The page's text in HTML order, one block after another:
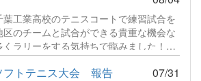
」「炊飯」「調理」の３部門に分かれ、
に２２チーム、炊飯部門に５チーム、
総勢３２チームが集う盛大な大会にな
みる
工業高校のテニスコートで練習試合を
のチームと試合ができる貴重な機会な
ラリーをする気持ちで臨みました！続
フトテニス大会 報告 07/31